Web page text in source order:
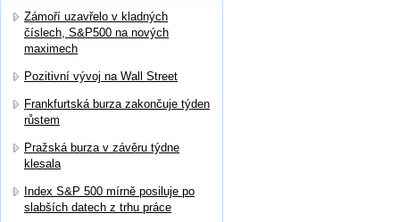
Zámoří uzavřelo v kladných
číslech, S&P500 na nových
maximech
Pozitivní vývoj na Wall Street
Frankfurtská burza zakončuje týden
růstem
Pražská burza v závěru týdne
klesala
Index S&P 500 mírně posiluje po
slabších datech z trhu práce